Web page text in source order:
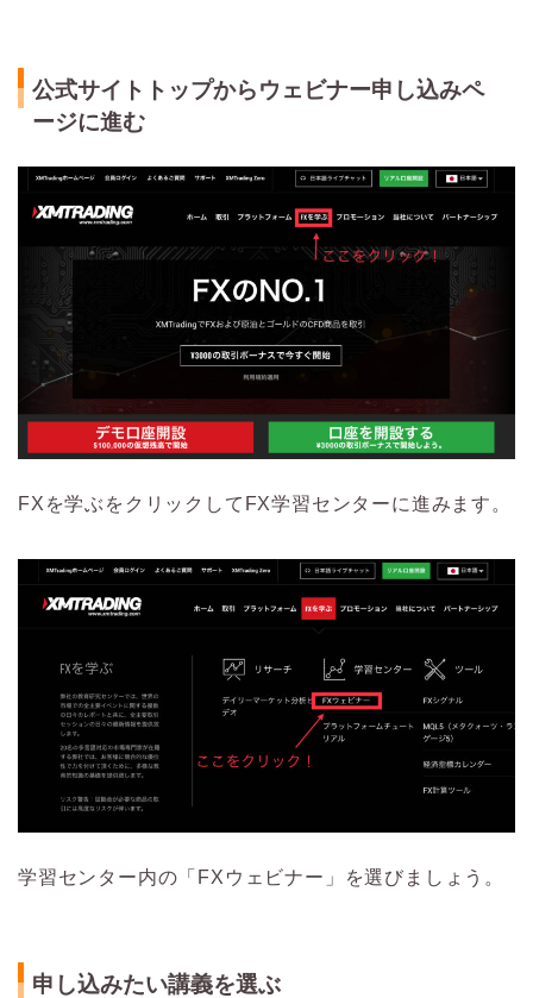
公式サイトトップからウェビナー申し込みペ
ージに進む
FXを学ぶをクリックしてFX学習センターに進みます。
学習センター内の「FXウェビナー」を選びましょう。
申し込みたい講義を選ぶ